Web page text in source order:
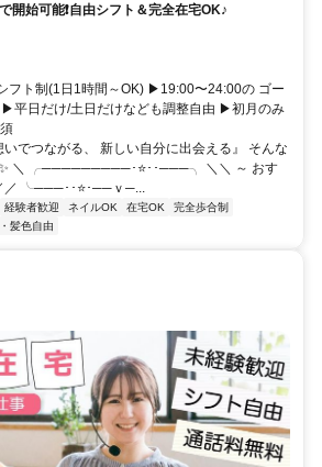
開始可能❗自由シフト＆完全在宅OK♪
フト制(1日1時間～OK) ▶19:00〜24:00の ゴー
▶平日だけ/土日だけなども調整自由 ▶初月のみ
でつながる、 新しい自分に出会える』 そんな
✨ ＼ ╭─────────･⭐･･───╮ ＼＼ ～ おす
／ ╰───･･⭐･──ｖ─...
経験者歓迎 ネイルOK 在宅OK
完全歩合制
髪色自由